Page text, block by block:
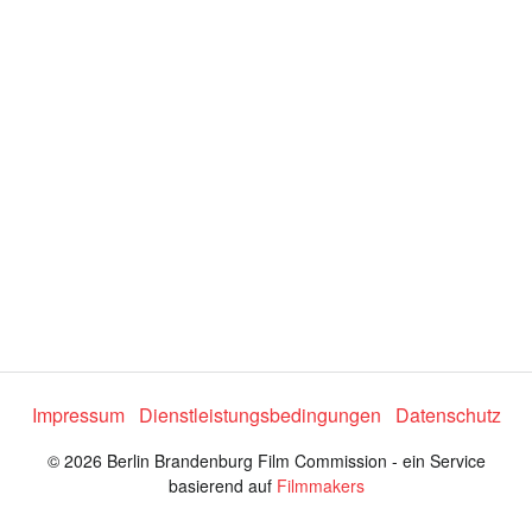
s
p
Impressum Dienstleistungsbedingungen Datenschutz
© 2026 Berlin Brandenburg Film Commission - ein Service
basierend auf Filmmakers